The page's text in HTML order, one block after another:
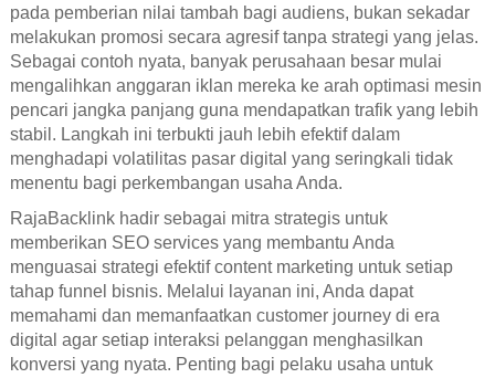
pada pemberian nilai tambah bagi audiens, bukan sekadar
melakukan promosi secara agresif tanpa strategi yang jelas.
Sebagai contoh nyata, banyak perusahaan besar mulai
mengalihkan anggaran iklan mereka ke arah optimasi mesin
pencari jangka panjang guna mendapatkan trafik yang lebih
stabil. Langkah ini terbukti jauh lebih efektif dalam
menghadapi volatilitas pasar digital yang seringkali tidak
menentu bagi perkembangan usaha Anda.
RajaBacklink hadir sebagai mitra strategis untuk
memberikan SEO services yang membantu Anda
menguasai strategi efektif content marketing untuk setiap
tahap funnel bisnis. Melalui layanan ini, Anda dapat
memahami dan memanfaatkan customer journey di era
digital agar setiap interaksi pelanggan menghasilkan
konversi yang nyata. Penting bagi pelaku usaha untuk